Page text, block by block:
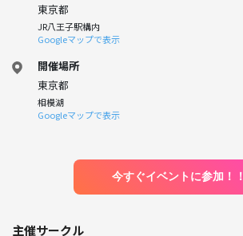
東京都
JR八王子駅構内
Googleマップで表示
開催場所
東京都
相模湖
Googleマップで表示
今すぐイベントに参加！！
主催サークル